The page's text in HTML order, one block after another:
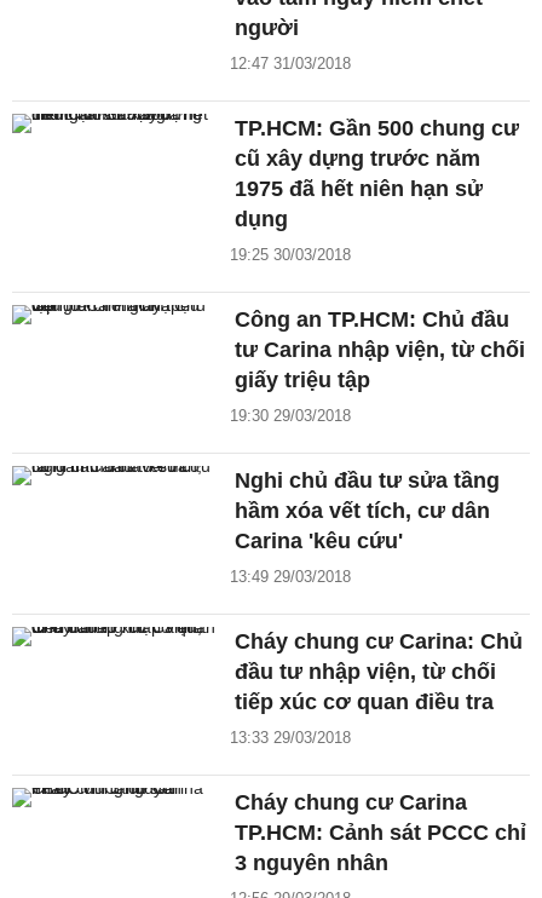
người
12:47 31/03/2018
TP.HCM: Gần 500 chung cư
cũ xây dựng trước năm
1975 đã hết niên hạn sử
dụng
19:25 30/03/2018
Công an TP.HCM: Chủ đầu
tư Carina nhập viện, từ chối
giấy triệu tập
19:30 29/03/2018
Nghi chủ đầu tư sửa tầng
hầm xóa vết tích, cư dân
Carina 'kêu cứu'
13:49 29/03/2018
Cháy chung cư Carina: Chủ
đầu tư nhập viện, từ chối
tiếp xúc cơ quan điều tra
13:33 29/03/2018
Cháy chung cư Carina
TP.HCM: Cảnh sát PCCC chỉ
3 nguyên nhân